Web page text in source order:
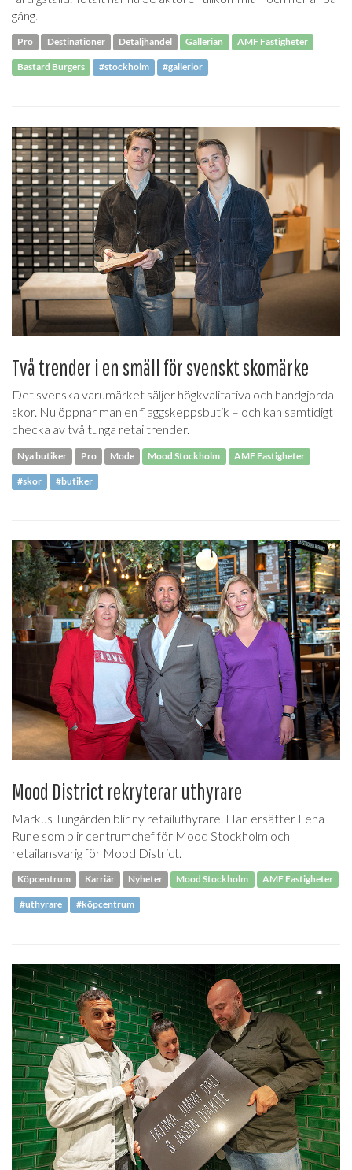
gång.
Pro Destinationer Detaljhandel Gallerian AMF Fastigheter
Bastard Burgers #stockholm #gallerior
Två trender i en smäll för svenskt skomärke
Det svenska varumärket säljer högkvalitativa och handgjorda
skor. Nu öppnar man en flaggskeppsbutik – och kan samtidigt
checka av två tunga retailtrender.
Nya butiker Pro Mode Mood Stockholm AMF Fastigheter
#skor #butiker
Mood District rekryterar uthyrare
Markus Tungården blir ny retailuthyrare. Han ersätter Lena
Rune som blir centrumchef för Mood Stockholm och
retailansvarig för Mood District.
Köpcentrum Karriär Nyheter Mood Stockholm AMF Fastigheter
#uthyrare #köpcentrum